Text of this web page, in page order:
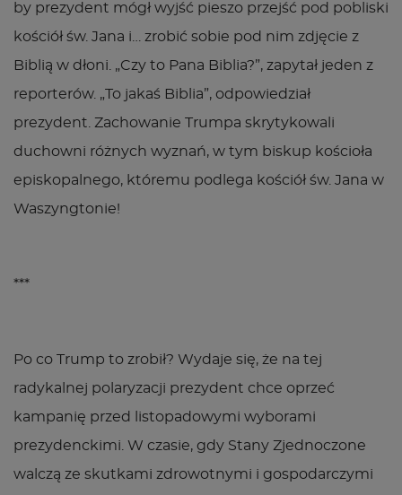
by prezydent mógł wyjść pieszo przejść pod pobliski
kościół św. Jana i… zrobić sobie pod nim zdjęcie z
Biblią w dłoni. „Czy to Pana Biblia?”, zapytał jeden z
reporterów. „To jakaś Biblia”, odpowiedział
prezydent. Zachowanie Trumpa skrytykowali
duchowni różnych wyznań, w tym biskup kościoła
episkopalnego, któremu podlega kościół św. Jana w
Waszyngtonie!
***
Po co Trump to zrobił? Wydaje się, że na tej
radykalnej polaryzacji prezydent chce oprzeć
kampanię przed listopadowymi wyborami
prezydenckimi. W czasie, gdy Stany Zjednoczone
walczą ze skutkami zdrowotnymi i gospodarczymi